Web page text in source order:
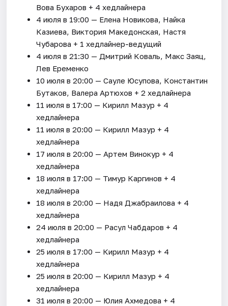
Вова Бухаров + 4 хедлайнера
4 июля в 19:00 — Елена Новикова, Найка
Казиева, Виктория Македонская, Настя
Чубарова + 1 хедлайнер-ведущий
4 июля в 21:30 — Дмитрий Коваль, Макс Заяц,
Лев Еременко
10 июля в 20:00 — Сауле Юсупова, Константин
Бутаков, Валера Артюхов + 2 хедлайнера
11 июля в 17:00 — Кирилл Мазур + 4
хедлайнера
11 июля в 20:00 — Кирилл Мазур + 4
хедлайнера
17 июля в 20:00 — Артем Винокур + 4
хедлайнера
18 июля в 17:00 — Тимур Каргинов + 4
хедлайнера
18 июля в 20:00 — Надя Джабраилова + 4
хедлайнера
24 июля в 20:00 — Расул Чабдаров + 4
хедлайнера
25 июля в 17:00 — Кирилл Мазур + 4
хедлайнера
25 июля в 20:00 — Кирилл Мазур + 4
хедлайнера
31 июля в 20:00 — Юлия Ахмедова + 4